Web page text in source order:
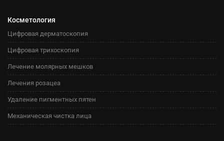
Косметология
Цифровая дерматоскопия
Цифровая трихоскопия
Лечение молярных мешков
Лечения розацеа
Удаление пигментных пятен
Механическая чистка лица